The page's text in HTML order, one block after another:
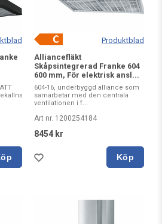
Produktblad
Alliancefläkt
Skåpsintegrerad Franke 604
600 mm, För elektrisk ansl...
604-16, underbyggd alliance som
samarbetar med den centrala
ventilationen i f...
Art nr. 1200254184
8454 kr
Köp